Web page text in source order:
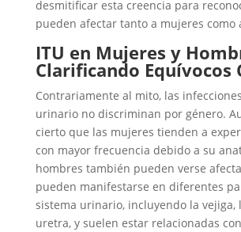
desmitificar esta creencia para
pueden afectar tanto a mujeres como
ITU en Mujeres y
Clarificando Equívocos
Contrariamente al mito, las
urinario no discriminan por género.
cierto que las mujeres tienden a
con mayor frecuencia debido a su
hombres también pueden verse
pueden manifestarse en diferentes
sistema urinario, incluyendo la vejiga,
uretra, y suelen estar relacionadas